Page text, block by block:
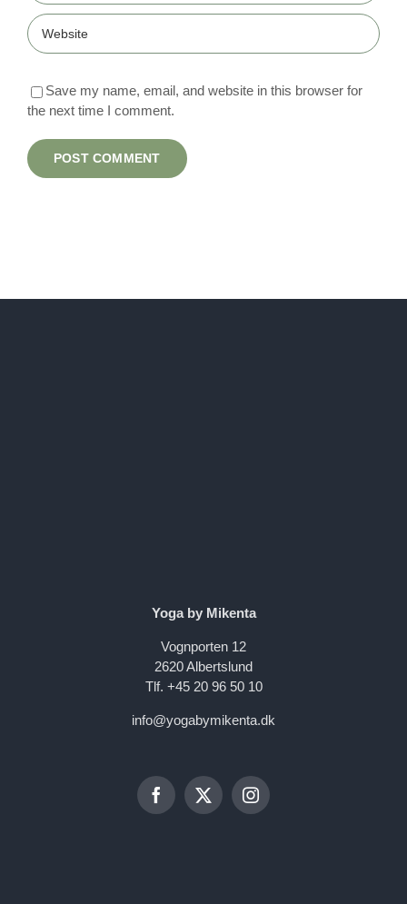
Save my name, email, and website in this browser for
the next time I comment.
Yoga by Mikenta
Vognporten 12
2620 Albertslund
Tlf. +45 20 96 50 10
info@yogabymikenta.dk